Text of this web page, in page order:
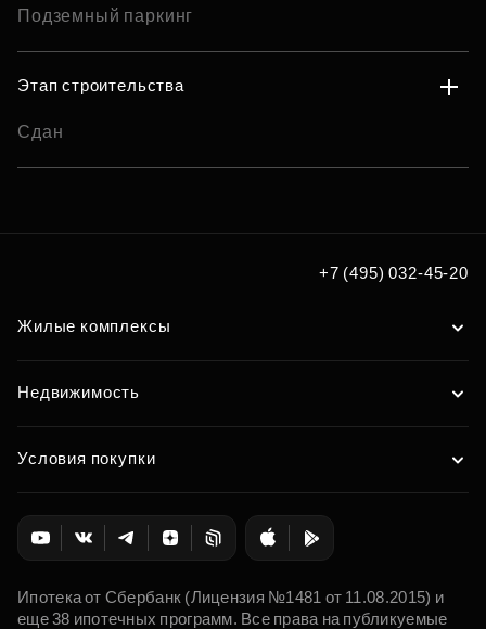
Подземный паркинг
Этап строительства
Сдан
+7 (495) 032-45-20
Жилые комплексы
Недвижимость
Условия покупки
Ипотека от Сбербанк (Лицензия №1481 от 11.08.2015) и
еще 38 ипотечных программ. Все права на публикуемые